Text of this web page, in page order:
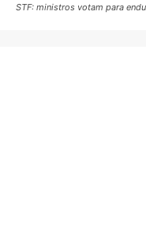
STF: ministros votam para